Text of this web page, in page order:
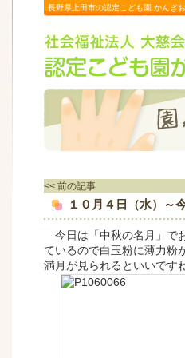
長野県上田市の認定こども園 かんぎ
<< 前の記事
１０月４日（水）～
今日は「中秋の名月」で
ているので白玉粉に薄力粉
満月が見られるといいです